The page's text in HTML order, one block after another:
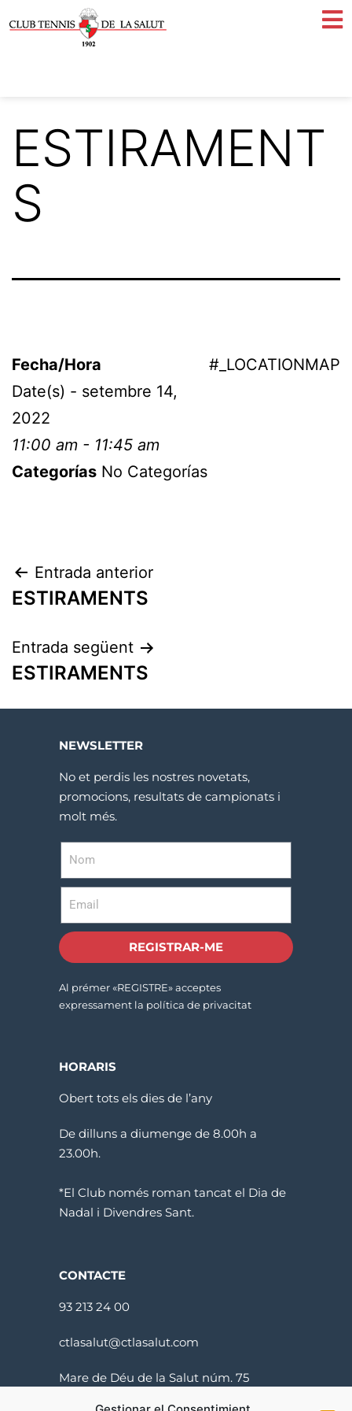
ESTIRAMENT
S
#_LOCATIONMAP
Fecha/Hora
Date(s) - setembre 14,
2022
11:00 am - 11:45 am
Categorías No Categorías
Entrada anterior
ESTIRAMENTS
Entrada següent
ESTIRAMENTS
NEWSLETTER
No et perdis les nostres novetats,
promocions, resultats de campionats i
molt més.
REGISTRAR-ME
Al prémer «REGISTRE» acceptes
expressament la política de privacitat
HORARIS
Obert tots els dies de l’any
De dilluns a diumenge de 8.00h a
23.00h.
*El Club només roman tancat el Dia de
Nadal i Divendres Sant.
CONTACTE
93 213 24 00
ctlasalut@ctlasalut.com
Mare de Déu de la Salut núm. 75